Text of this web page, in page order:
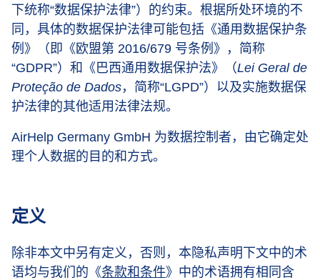
下统称“数据保护法律”）的约束。根据所处环境的不
同，具体的数据保护法律可能包括《通用数据保护条
例》（即《欧盟第 2016/679 号条例》，简称
“GDPR”）和《巴西通用数据保护法》（Lei Geral de
Proteção de Dados，简称“LGPD”）以及实施数据保
护法律的其他适用法律法规。
AirHelp Germany GmbH 为数据控制者，由它确定处
理个人数据的目的和方式。
定义
除非本文中另有定义，否则，本隐私声明下文中的术
语均与我们的《条款和条件》中的术语拥有相同含